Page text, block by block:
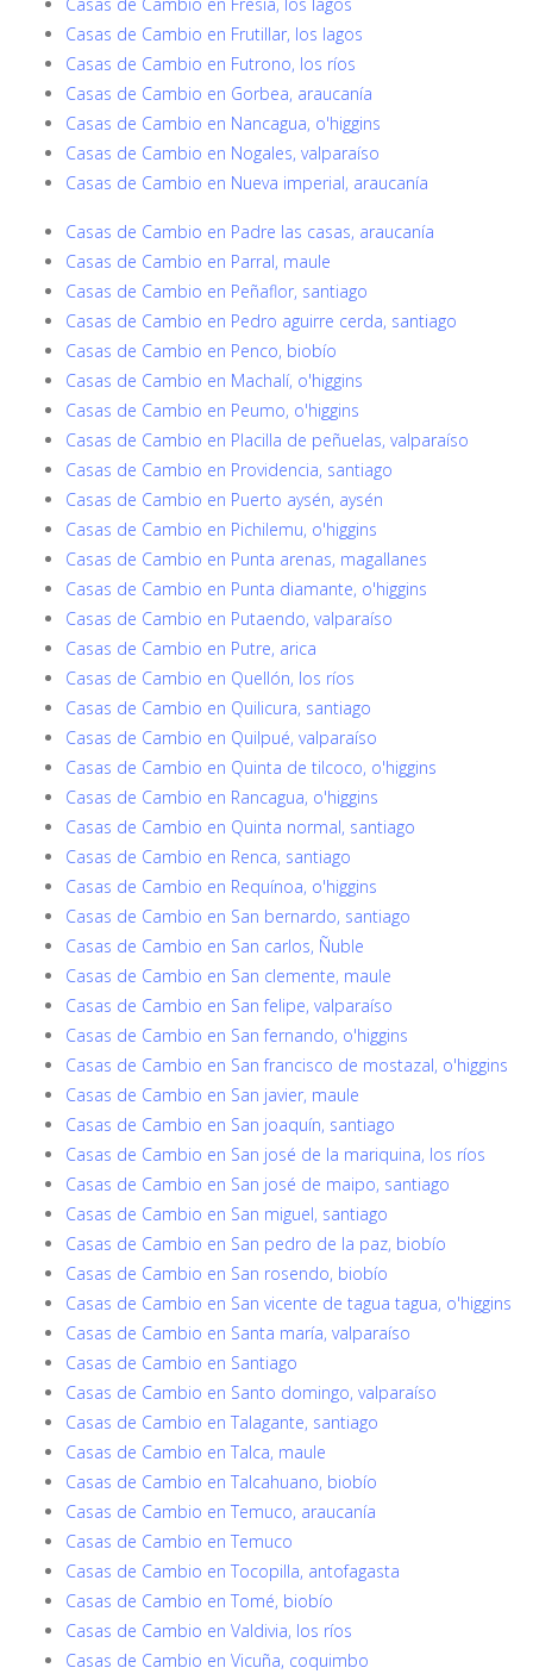
Casas de Cambio en Frutillar, los lagos
Casas de Cambio en Futrono, los ríos
Casas de Cambio en Gorbea, araucanía
Casas de Cambio en Nancagua, o'higgins
Casas de Cambio en Nogales, valparaíso
Casas de Cambio en Nueva imperial, araucanía
Casas de Cambio en Padre las casas, araucanía
Casas de Cambio en Parral, maule
Casas de Cambio en Peñaflor, santiago
Casas de Cambio en Pedro aguirre cerda, santiago
Casas de Cambio en Penco, biobío
Casas de Cambio en Machalí, o'higgins
Casas de Cambio en Peumo, o'higgins
Casas de Cambio en Placilla de peñuelas, valparaíso
Casas de Cambio en Providencia, santiago
Casas de Cambio en Puerto aysén, aysén
Casas de Cambio en Pichilemu, o'higgins
Casas de Cambio en Punta arenas, magallanes
Casas de Cambio en Punta diamante, o'higgins
Casas de Cambio en Putaendo, valparaíso
Casas de Cambio en Putre, arica
Casas de Cambio en Quellón, los ríos
Casas de Cambio en Quilicura, santiago
Casas de Cambio en Quilpué, valparaíso
Casas de Cambio en Quinta de tilcoco, o'higgins
Casas de Cambio en Rancagua, o'higgins
Casas de Cambio en Quinta normal, santiago
Casas de Cambio en Renca, santiago
Casas de Cambio en Requínoa, o'higgins
Casas de Cambio en San bernardo, santiago
Casas de Cambio en San carlos, Ñuble
Casas de Cambio en San clemente, maule
Casas de Cambio en San felipe, valparaíso
Casas de Cambio en San fernando, o'higgins
Casas de Cambio en San francisco de mostazal, o'higgins
Casas de Cambio en San javier, maule
Casas de Cambio en San joaquín, santiago
Casas de Cambio en San josé de la mariquina, los ríos
Casas de Cambio en San josé de maipo, santiago
Casas de Cambio en San miguel, santiago
Casas de Cambio en San pedro de la paz, biobío
Casas de Cambio en San rosendo, biobío
Casas de Cambio en San vicente de tagua tagua, o'higgins
Casas de Cambio en Santa maría, valparaíso
Casas de Cambio en Santiago
Casas de Cambio en Santo domingo, valparaíso
Casas de Cambio en Talagante, santiago
Casas de Cambio en Talca, maule
Casas de Cambio en Talcahuano, biobío
Casas de Cambio en Temuco, araucanía
Casas de Cambio en Temuco
Casas de Cambio en Tocopilla, antofagasta
Casas de Cambio en Tomé, biobío
Casas de Cambio en Valdivia, los ríos
Casas de Cambio en Vicuña, coquimbo